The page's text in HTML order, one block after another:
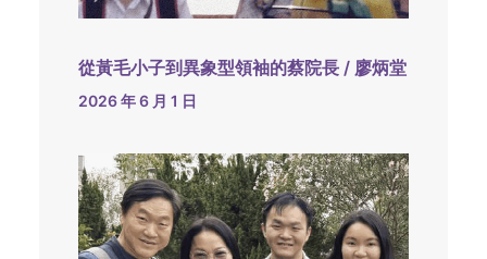
從黃毛小子到異象型領袖的蔡院長 / 廖炳堂
2026 年 6 月 1 日